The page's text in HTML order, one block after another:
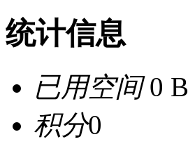
统计信息
已用空间0 B
积分0